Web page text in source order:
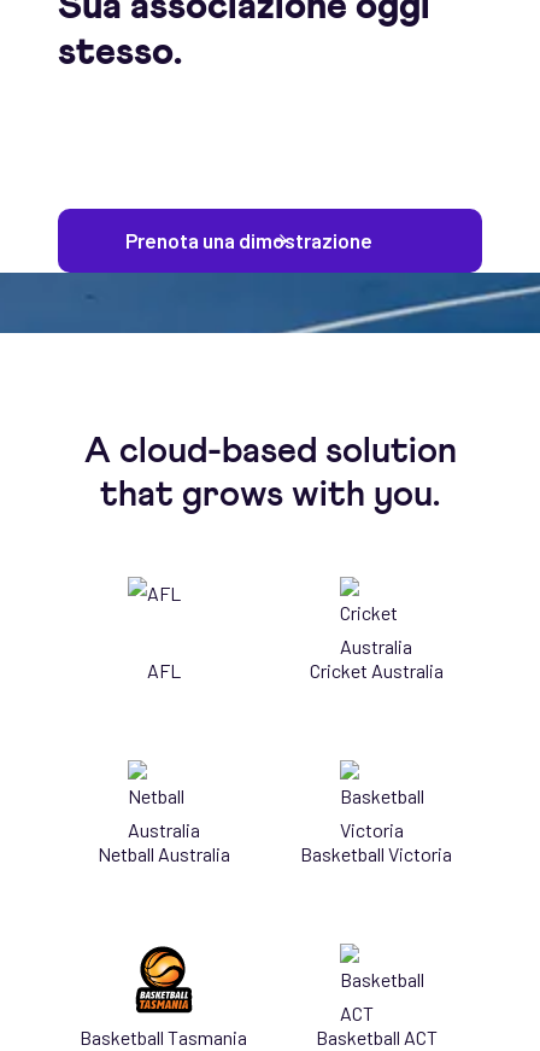
stesso.
Prenota una dimostrazione
A cloud-based solution
that grows with you.
AFL Cricket Australia
Netball Australia Basketball Victoria
Basketball Tasmania Basketball ACT